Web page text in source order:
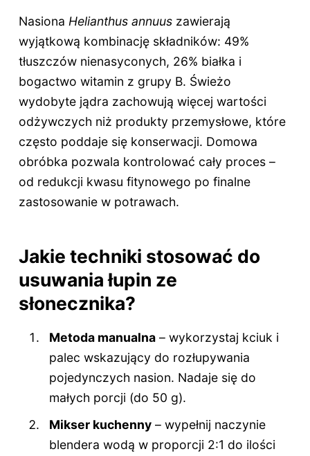
Nasiona Helianthus annuuszawierają
wyjątkową kombinację składników: 49%
tłuszczów nienasyconych, 26% białka i
bogactwo witamin z grupy B. Świeżo
wydobyte jądra zachowują więcej wartości
odżywczych niż produkty przemysłowe, które
często poddaje się konserwacji. Domowa
obróbka pozwala kontrolować cały proces –
od redukcji kwasu fitynowego po finalne
zastosowanie w potrawach.
Jakie techniki stosować do
usuwania łupin ze
słonecznika?
Metoda manualna – wykorzystaj kciuk i
palec wskazujący do rozłupywania
pojedynczych nasion. Nadaje się do
małych porcji (do 50 g).
Mikser kuchenny – wypełnij naczynie
blendera wodą w proporcji 2:1 do ilości